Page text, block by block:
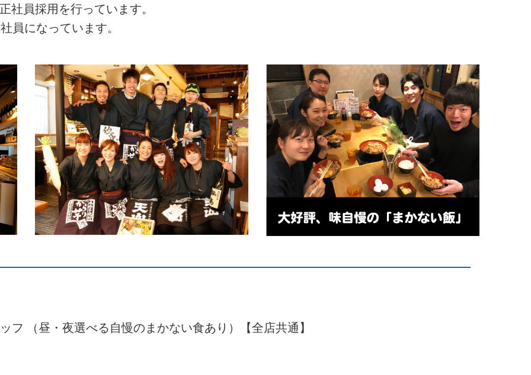
社員採用を行っています。
員になっています。
フ （昼・夜選べる自慢のまかない食あり）【全店共通】